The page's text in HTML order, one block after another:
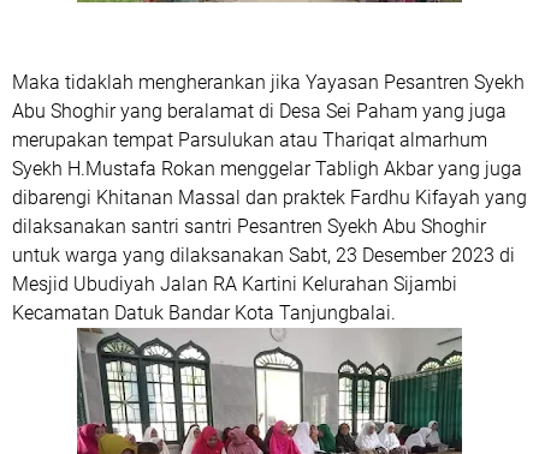
Maka tidaklah mengherankan jika Yayasan Pesantren Syekh
Abu Shoghir yang beralamat di Desa Sei Paham yang juga
merupakan tempat Parsulukan atau Thariqat almarhum
Syekh H.Mustafa Rokan menggelar Tabligh Akbar yang juga
dibarengi Khitanan Massal dan praktek Fardhu Kifayah yang
dilaksanakan santri santri Pesantren Syekh Abu Shoghir
untuk warga yang dilaksanakan Sabt, 23 Desember 2023 di
Mesjid Ubudiyah Jalan RA Kartini Kelurahan Sijambi
Kecamatan Datuk Bandar Kota Tanjungbalai.